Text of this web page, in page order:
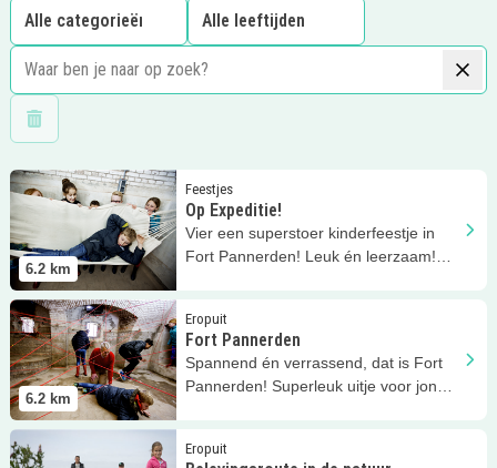
Wis filters
6.2 km
Feestjes
Op Expeditie!
Vier een superstoer kinderfeestje in
Fort Pannerden! Leuk én leerzaam!
Lees meer Op Expeditie!
6.2 km
Eropuit
Fort Pannerden
Spannend én verrassend, dat is Fort
Pannerden! Superleuk uitje voor jong
Lees meer Fort Pannerden
Eropuit
Lees meer Belevingsroute in de natuur